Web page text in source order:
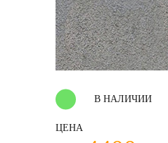
В НАЛИЧИИ
ЦЕНА